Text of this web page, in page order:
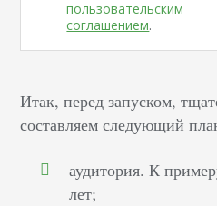
пользовательским
соглашением.
Итак, перед запуском,
составляем следующий
аудитория. К
лет;